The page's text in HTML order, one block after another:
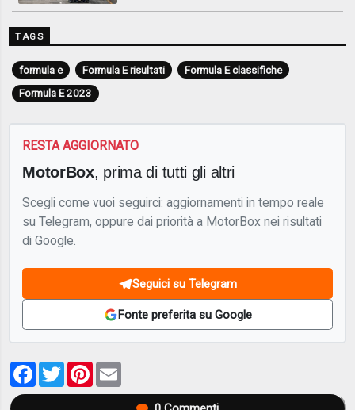
TAGS
formula e Formula E risultati
Formula E classifiche
Formula E 2023
RESTA AGGIORNATO
MotorBox, prima di tutti gli altri
Scegli come vuoi seguirci: aggiornamenti in tempo reale
su Telegram, oppure dai priorità a MotorBox nei risultati
di Google.
Seguici su Telegram
Fonte preferita su Google
Facebook
TwitterPinterest